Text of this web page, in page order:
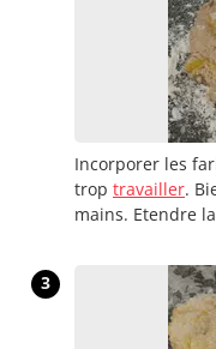
Incorporer les
trop travailler.
mains. Etendre
3